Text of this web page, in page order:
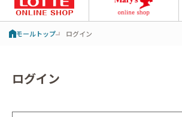
モールトップ ログイン
ログイン